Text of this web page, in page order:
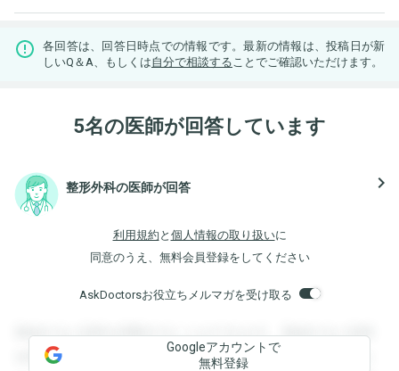
各回答は、回答日時点での情報です。最新の情報は、投稿日が新
しいQ＆A、もしくは自分で相談する ことでご確認いただけます。
5名の医師が回答しています
整形外科の医師が回答 navigate_next
利用規約 と 個人情報の取り扱いに
同意のうえ、無料会員登録をしてください
AskDoctorsお役立ちメルマガを受け取る
登録すると回答を閲覧することができます。登録すると回答
を閲覧することができます。登録すると回答を閲覧すること
Googleアカウントで
無料登録